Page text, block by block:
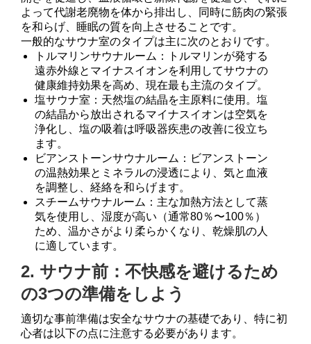
よって代謝老廃物を体から排出し、同時に筋肉の緊張
を和らげ、睡眠の質を向上させることです。
一般的なサウナ室のタイプは主に次のとおりです。
トルマリンサウナルーム：トルマリンが発する
遠赤外線とマイナスイオンを利用してサウナの
健康維持効果を高め、現在最も主流のタイプ。
塩サウナ室：天然塩の結晶を主原料に使用。塩
の結晶から放出されるマイナスイオンは空気を
浄化し、塩の吸着は呼吸器疾患の改善に役立ち
ます。
ビアンストーンサウナルーム：ビアンストーン
の温熱効果とミネラルの浸透により、気と血液
を調整し、経絡を和らげます。
スチームサウナルーム：主な加熱方法として蒸
気を使用し、湿度が高い（通常80％〜100％）
ため、温かさがより柔らかくなり、乾燥肌の人
に適しています。
2. サウナ前：不快感を避けるため
の3つの準備をしよう
適切な事前準備は安全なサウナの基礎であり、特に初
心者は以下の点に注意する必要があります。